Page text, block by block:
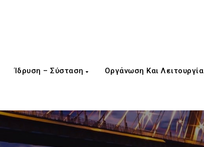
Ίδρυση – Σύσταση Οργάνωση Και Λειτουργία